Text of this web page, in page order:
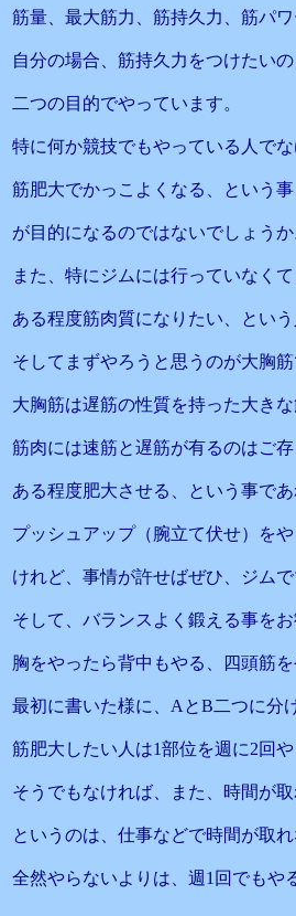
筋量、最大筋力、筋持久力、筋パ
自分の場合、筋持久力をつけたい
二つの目的でやっています。
特に何か競技でもやっている人でな
筋肥大でかっこよくなる、という
が目的になるのではないでしょうか
また、特にジムには行っていなく
ある程度筋肉質になりたい、とい
そしてまずやろうと思うのが大胸筋
大胸筋は遅筋の性質を持った大きな
筋肉には速筋と遅筋が有るのはご存
ある程度肥大させる、という事で
プッシュアップ（腕立て伏せ）を
けれど、事情が許せばぜひ、ジム
そして、バランスよく鍛える事をお
胸をやったら背中もやる、四頭筋
最初に書いた様に、AとB二つに分
筋肥大したい人は1部位を週に2回や
そうでもなければ、また、時間が
というのは、仕事などで時間が取
全然やらないよりは、週1回でもや